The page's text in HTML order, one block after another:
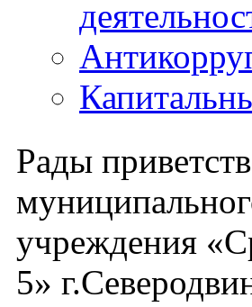
Рады
учреждения
5»